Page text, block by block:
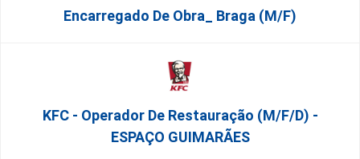
Encarregado De Obra_ Braga (m/f)
KFC - Operador De Restauração (m/f/d) -
ESPAÇO GUIMARÃES